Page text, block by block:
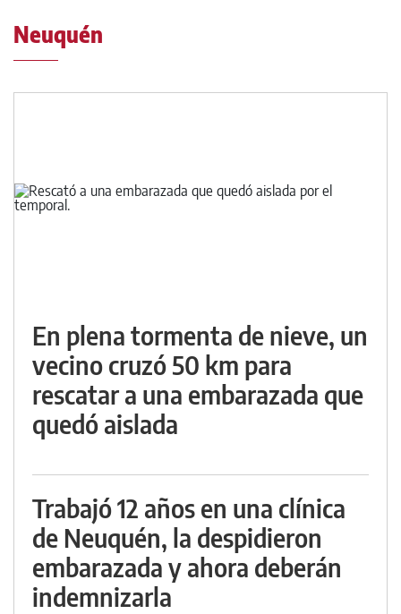
Neuquén
En plena tormenta de nieve, un
vecino cruzó 50 km para
rescatar a una embarazada que
quedó aislada
Trabajó 12 años en una clínica
de Neuquén, la despidieron
embarazada y ahora deberán
indemnizarla